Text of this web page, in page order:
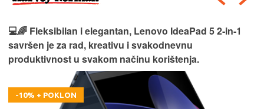
💻🌈 Fleksibilan i elegantan, Lenovo IdeaPad 5 2‑in‑1
savršen je za rad, kreativu i svakodnevnu
produktivnost u svakom načinu korištenja.
-10% + POKLON